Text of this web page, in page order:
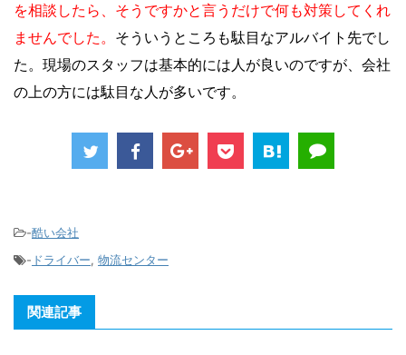
を相談したら、そうですかと言うだけで何も対策してくれ
ませんでした。 そういうところも駄目なアルバイト先でし
た。現場のスタッフは基本的には人が良いのですが、会社
の上の方には駄目な人が多いです。
-酷い会社
- ドライバー, 物流センター
関連記事